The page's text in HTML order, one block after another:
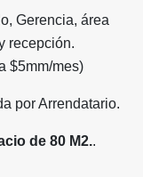
Gerencia, área
recepción.
$5mm/mes)
por Arrendatario.
de 80 M2..